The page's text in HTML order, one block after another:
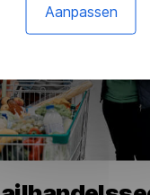
Aanpassen